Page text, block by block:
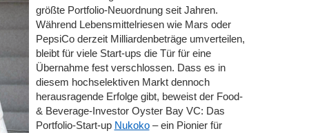
in Zusammenarbeit mit einem Gewerbemakler
seinem Fachwissen bei den folgenden Teilschritten.
einer Gewerbeimmobilie. Dabei haben folgende
größte Portfolio-Neuordnung seit Jahren.
Während Lebensmittelriesen wie Mars oder
PepsiCo derzeit Milliardenbeträge umverteilen,
bleibt für viele Start-ups die Tür für eine
Übernahme fest verschlossen. Dass es in
diesem hochselektiven Markt dennoch
herausragende Erfolge gibt, beweist der Food-
& Beverage-Investor Oyster Bay VC: Das
Portfolio-Start-up Nukoko– ein Pionier für